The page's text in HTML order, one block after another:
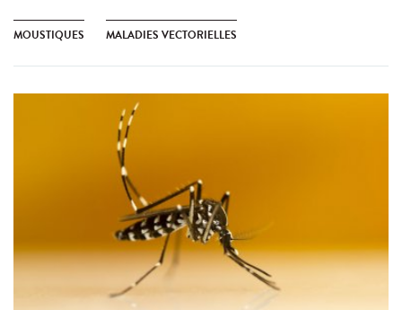
MOUSTIQUES MALADIES VECTORIELLES